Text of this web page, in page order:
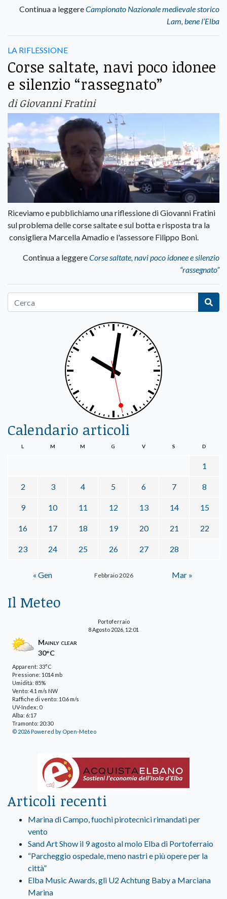
Continua a leggereCampionato Nazionale medievale storico
Lam, bene l’Elba
LA RIFLESSIONE
Corse saltate, navi poco idonee
e silenzio “rassegnato”
di Giovanni Fratini
Riceviamo e pubblichiamo una riflessione di Giovanni Fratini
sul problema delle corse saltate e sul botta e risposta tra la
consigliera Marcella Amadio e l'assessore Filippo Boni.
Continua a leggereCorse saltate, navi poco idonee e silenzio
“rassegnato”
Calendario articoli
Febbraio 2026
L M M G V S D
1
2 3 4 5 6 7 8
9 10 11 12 13 14 15
16 17 18 19 20 21 22
23 24 25 26 27 28
« Gen Mar »
Il Meteo
Portoferraio
8 Agosto 2026, 12:01
Mainly clear
30°C
Apparent: 33°C
Pressione: 1014 mb
Umidità: 85%
Vento: 4.1 m/s NW
Raffiche di vento: 10.6 m/s
UV-Index: 0
Alba: 6:17
Tramonto: 20:30
© 2026 Powered by Open-Meteo
Articoli recenti
Marina di Campo, fuochi pirotecnici rimandati per
vento
Sand Art Show il 9 agosto al molo Elba di Portoferraio
“Parcheggio ospedale, meno nastri e più opere per la
città”
Elba Music Awards, gli U2 Achtung Baby a Marciana
Marina